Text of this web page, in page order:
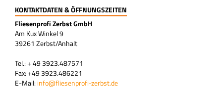
KONTAKTDATEN & ÖFFNUNGSZEITEN
Fliesenprofi Zerbst GmbH
Am Kux Winkel 9
39261 Zerbst/Anhalt
Tel.: + 49 3923.487571
Fax: +49 3923.486221
E-Mail:info@fliesenprofi-zerbst.de